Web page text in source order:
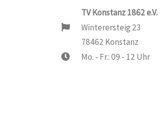
TV Konstanz 1862 e.V.
Winterersteig 23
78462 Konstanz
Mo. - Fr.: 09 - 12 Uhr